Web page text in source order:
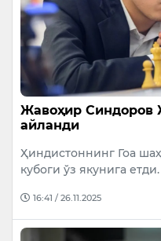
Жавоҳир Синдоров
айланди
Ҳиндистоннинг Гоа
кубоги ўз якунига етди.
16:41 / 26.11.2025